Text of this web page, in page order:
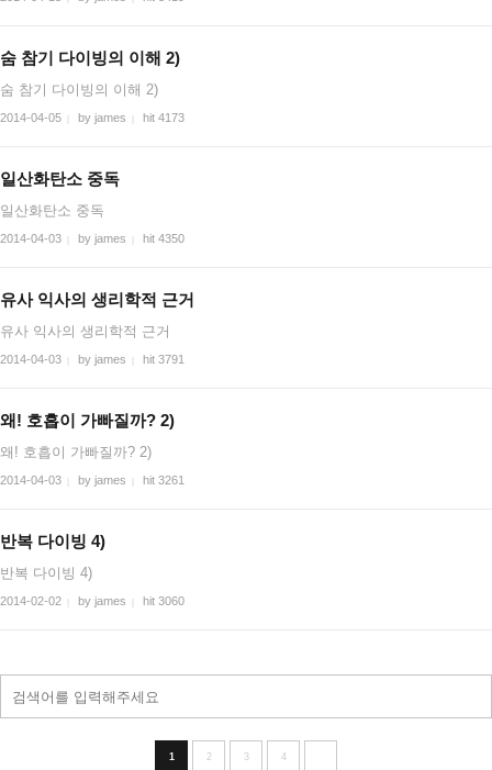
숨 참기 다이빙의 이해 2)
숨 참기 다이빙의 이해 2)
2014-04-05 by james hit 4173
일산화탄소 중독
일산화탄소 중독
2014-04-03 by james hit 4350
유사 익사의 생리학적 근거
유사 익사의 생리학적 근거
2014-04-03 by james hit 3791
왜! 호흡이 가빠질까? 2)
왜! 호흡이 가빠질까? 2)
2014-04-03 by james hit 3261
반복 다이빙 4)
반복 다이빙 4)
2014-02-02 by james hit 3060
1 2 3 4